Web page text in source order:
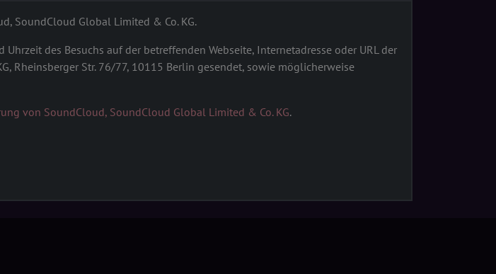
SoundCloud Global Limited & Co. KG.
des Besuchs auf der betreffenden Webseite, Internetadresse oder URL der
Rheinsberger Str. 76/77, 10115 Berlin gesendet, sowie möglicherweise
von SoundCloud, SoundCloud Global Limited & Co. KG.